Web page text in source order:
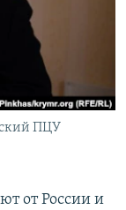
ПЦУ
от России и